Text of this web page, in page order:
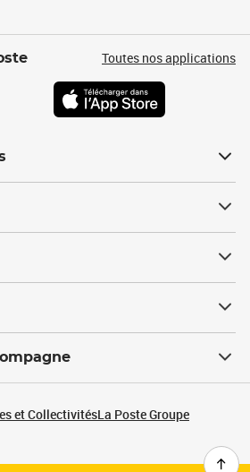
Toutes nos applications
et CollectivitésLa Poste Groupe